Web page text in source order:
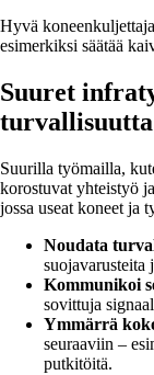
Hyvä
esimerkiksi säätää
Suuret
turvallisuutta
Suurilla työmailla,
korostuvat yhteistyö
jossa useat koneet ja
Noudata
suojavarusteita
Kommunikoi
sovittuja
Ymmärrä
seuraaviin –
putkitöitä.